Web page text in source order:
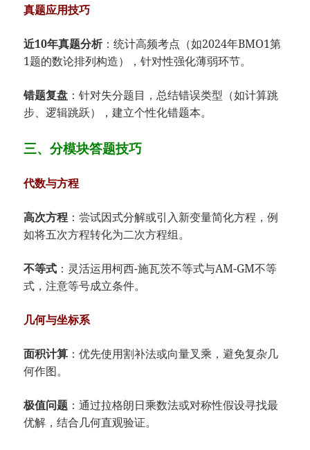
真题应用技巧
近10年真题分析：统计高频考点（如2024年BMO1第
1题的数论排列构造），针对性强化薄弱环节。
错题复盘 ：针对失分题目，总结错误类型（如计算跳
步、逻辑跳跃），建立个性化错题本。
三、分模块答题技巧
代数与方程
高次方程 ：尝试因式分解或引入新变量简化方程，例
如将五次方程转化为二次方程组。
不等式 ：灵活运用柯西-施瓦茨不等式与AM-GM不等
式，注意等号成立条件。
几何与坐标系
面积计算 ：优先使用割补法或向量叉乘，避免复杂几
何作图。
极值问题 ：通过拉格朗日乘数法或对称性假设寻找最
优解，结合几何直观验证。